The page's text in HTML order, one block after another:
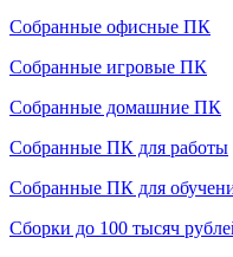
Собранные офисные ПК
Собранные игровые ПК
Собранные домашние ПК
Собранные ПК для работы
Собранные ПК для
Сборки до 100 тысяч